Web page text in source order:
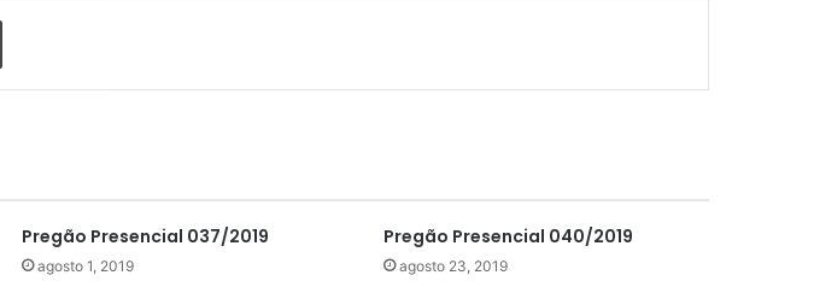
Imprimir
Pregão Presencial 037/2019
agosto 1, 2019
Pregão Presencial 040/2019
agosto 23, 2019